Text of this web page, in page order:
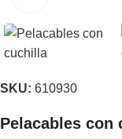
SKU: 610930
Pelacables con